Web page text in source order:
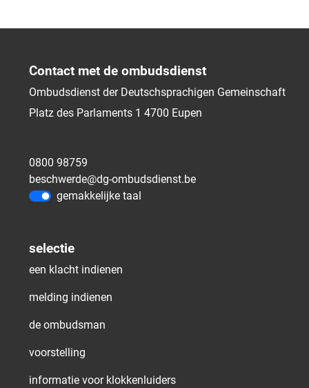
Contact met de ombudsdienst
Ombudsdienst der Deutschsprachigen Gemeinschaft
Platz des Parlaments 1 4700 Eupen
0800 98759
beschwerde@dg-ombudsdienst.be
gemakkelijke taal
selectie
een klacht indienen
melding indienen
de ombudsman
voorstelling
informatie voor klokkenluiders